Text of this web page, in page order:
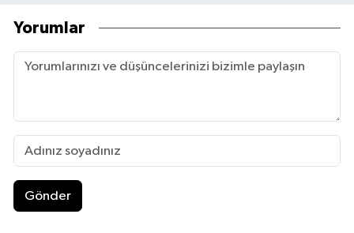
Yorumlar
Gönder